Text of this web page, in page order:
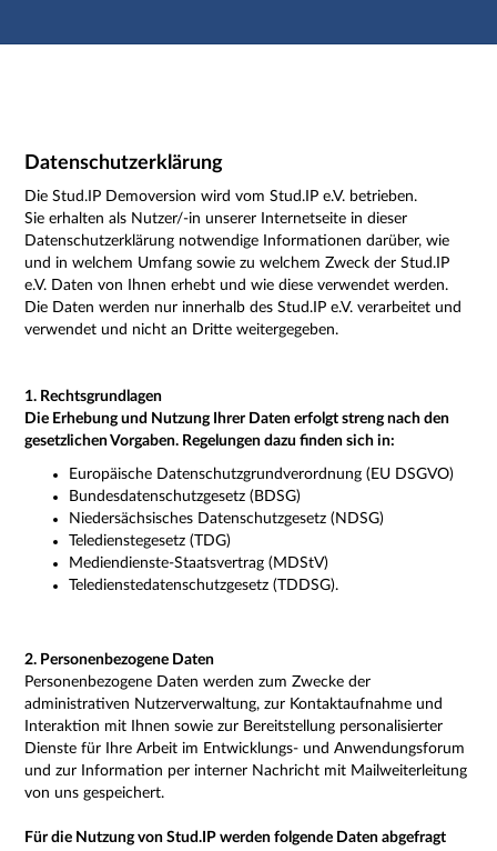
Hauptnavigation
Datenschutzerklärung
Die Stud.IP Demoversion wird vom Stud.IP e.V. betrieben.
Sie erhalten als Nutzer/-in unserer Internetseite in dieser
Datenschutzerklärung notwendige Informationen darüber, wie
und in welchem Umfang sowie zu welchem Zweck der Stud.IP
e.V. Daten von Ihnen erhebt und wie diese verwendet werden.
Die Daten werden nur innerhalb des Stud.IP e.V. verarbeitet und
verwendet und nicht an Dritte weitergegeben.
1. Rechtsgrundlagen
Die Erhebung und Nutzung Ihrer Daten erfolgt streng nach den
gesetzlichen Vorgaben. Regelungen dazu finden sich in:
Europäische Datenschutzgrundverordnung (EU DSGVO)
Bundesdatenschutzgesetz (BDSG)
Niedersächsisches Datenschutzgesetz (NDSG)
Teledienstegesetz (TDG)
Mediendienste-Staatsvertrag (MDStV)
Teledienstedatenschutzgesetz (TDDSG).
2. Personenbezogene Daten
Personenbezogene Daten werden zum Zwecke der
administrativen Nutzerverwaltung, zur Kontaktaufnahme und
Interaktion mit Ihnen sowie zur Bereitstellung personalisierter
Dienste für Ihre Arbeit im Entwicklungs- und Anwendungsforum
und zur Information per interner Nachricht mit Mailweiterleitung
von uns gespeichert.
Für die Nutzung von Stud.IP werden folgende Daten abgefragt